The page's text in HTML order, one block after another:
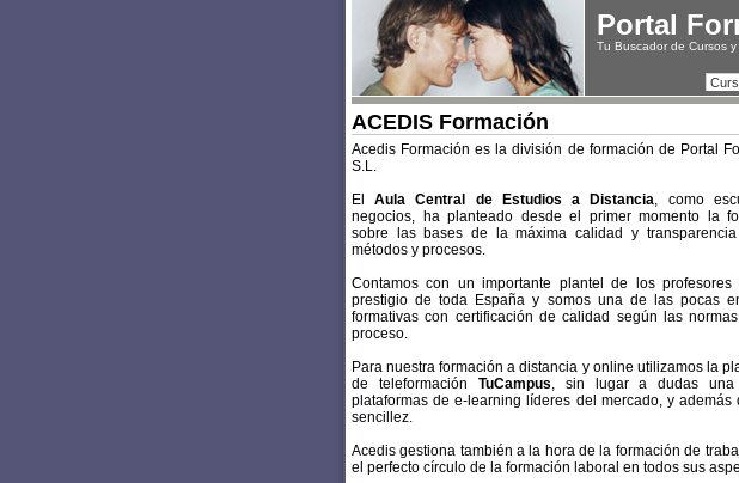
Portal
Tu Buscador de Cursos
ACEDIS Formación
Acedis Formación es la división de formación de Portal
S.L.
ElAula Central de Estudios a Distancia, como
negocios, ha planteado desde el primer momento la
sobre las bases de la máxima calidad y
métodos y procesos.
Contamos con un importante plantel de los profesores
prestigio de toda España y somos una de las pocas
formativas con certificación de calidad según las
proceso.
Para nuestra formación a distancia y online utilizamos la
de teleformación TuCampus, sin lugar a dudas
plataformas de e-learning líderes del mercado, y
sencillez.
Acedis gestiona también a la hora de la formación de
el perfecto círculo de la formación laboral en todos sus